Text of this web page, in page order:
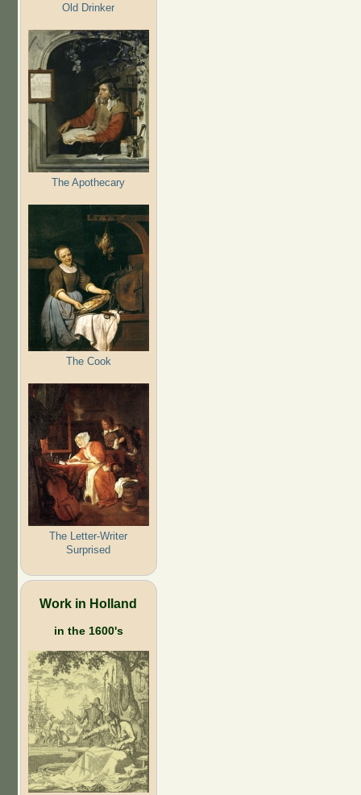
Old Drinker
The Apothecary
The Cook
The Letter-Writer
Surprised
Work in Holland
in the 1600's